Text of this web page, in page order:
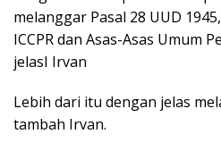
melanggar Pasal 28 UUD
ICCPR dan Asas-Asas Umum
jelasI Irvan
Lebih dari itu dengan jelas
tambah Irvan.